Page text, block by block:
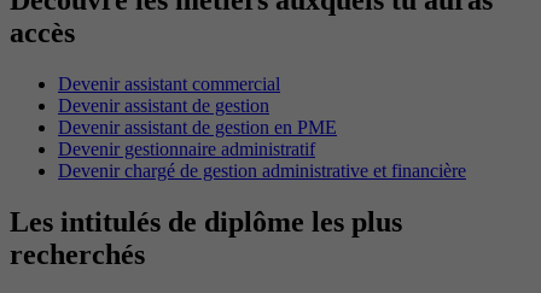
accès
Devenir assistant commercial
Devenir assistant de gestion
Devenir assistant de gestion en PME
Devenir gestionnaire administratif
Devenir chargé de gestion administrative et financière
Les intitulés de diplôme les plus
recherchés